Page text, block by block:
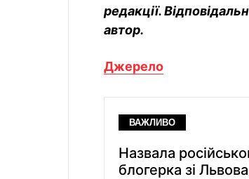
редакції.
автор.
Джерело
ВАЖЛИВО
Назвала
блогерка зі